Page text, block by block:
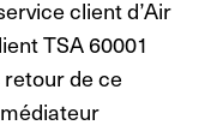
client d’Air
TSA 60001
retour de ce